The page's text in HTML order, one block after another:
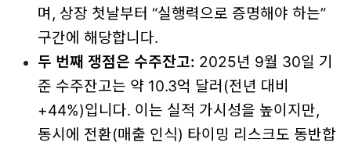
며, 상장 첫날부터 “실행력으로 증명해야 하는”
구간에 해당합니다.
두 번째 쟁점은 수주잔고: 2025년 9월 30일 기
준 수주잔고는 약 10.3억 달러(전년 대비
+44%)입니다. 이는 실적 가시성을 높이지만,
동시에 전환(매출 인식) 타이밍 리스크도 동반합